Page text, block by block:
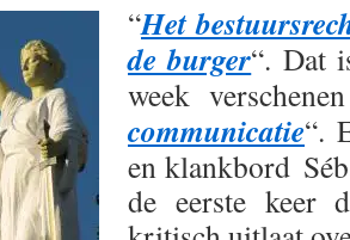
“Het
de burger“. Dat
week
communicatie“.
en klankbord
de eerste keer